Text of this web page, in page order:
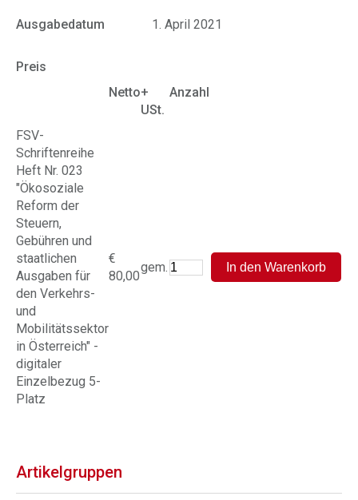
Ausgabedatum 1. April 2021
Preis
Netto+
USt.
Anzahl
FSV-
Schriftenreihe
Heft Nr. 023
"Ökosoziale
Reform der
Steuern,
Gebühren und
staatlichen
Ausgaben für
den Verkehrs-
und
Mobilitätssektor
in Österreich" -
digitaler
Einzelbezug 5-
Platz
€
80,00
gem.
Artikelgruppen